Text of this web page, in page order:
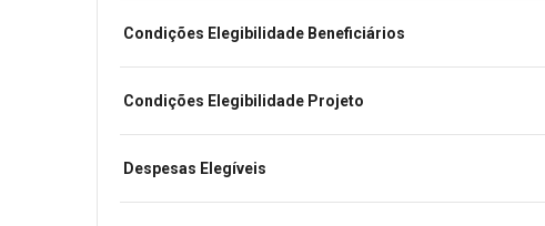
Condições Elegibilidade Beneficiários
Condições Elegibilidade Projeto
Despesas Elegíveis